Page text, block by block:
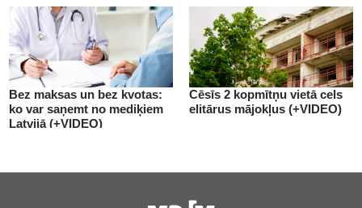
Bez maksas un bez kvotas:
ko var saņemt no mediķiem
Latvijā (+VIDEO)
Cēsīs 2 kopmītņu vietā cels
elitārus mājokļus (+VIDEO)